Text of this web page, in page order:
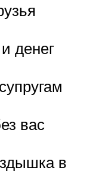
денег
вас
в